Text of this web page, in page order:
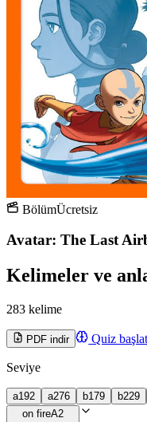
BölümÜcretsiz
Avatar: The Last
Kelimeler ve
283 kelime
PDF indir Quiz başlat
Seviye
a192 a276 b179 b229
on fireA2